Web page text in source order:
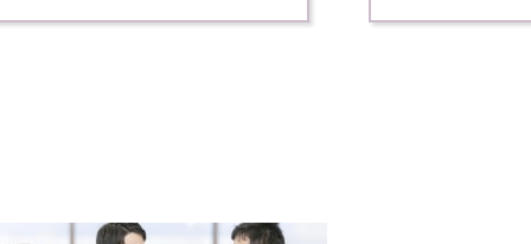
を披露し、本学をPRしています。